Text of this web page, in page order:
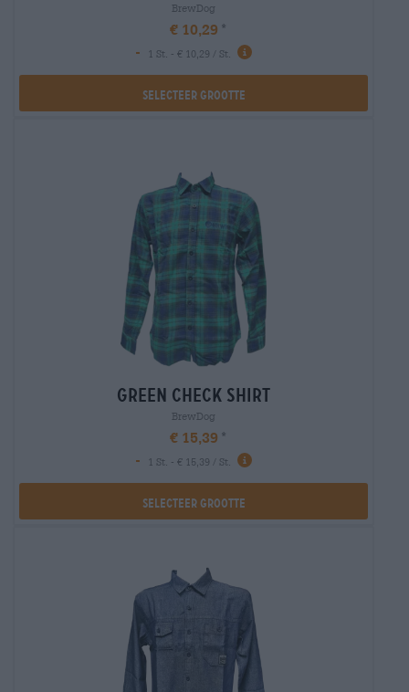
BrewDog
€ 10,29
-
1 St. - € 10,29 / St.
Selecteer Grootte
green check shirt
BrewDog
€ 15,39
-
1 St. - € 15,39 / St.
Selecteer Grootte